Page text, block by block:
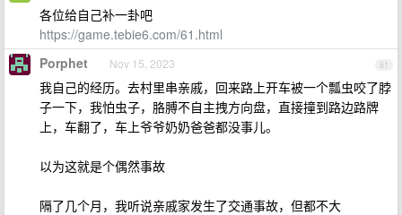
各位给自己补一卦吧
https://game.tebie6.com/61.html
61
Porphet Nov 15, 2023
我自己的经历。去村里串亲戚，回来路上开车被一个瓢虫咬了脖
子一下，我怕虫子，胳膊不自主拽方向盘，直接撞到路边路牌
上，车翻了，车上爷爷奶奶爸爸都没事儿。
以为这就是个偶然事故
隔了几个月，我听说亲戚家发生了交通事故，但都不大